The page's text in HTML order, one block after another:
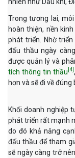
nhiên như Dầu khí,
Trong tương lai,
hoàn thiện, nền
phát triển. Nhờ
đấu thầu ngày
được quản lý và
tích thông tin thầu [4]
hơn và sẽ đi về đúng
Khối doanh nghiệp
phát triển rất mạnh
do đó khả năng
đấu thầu để tham
sẽ ngày càng trở